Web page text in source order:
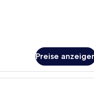
Preise